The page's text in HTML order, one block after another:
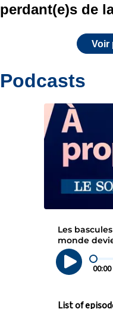
perdant(e)s de
Voir
Podcasts